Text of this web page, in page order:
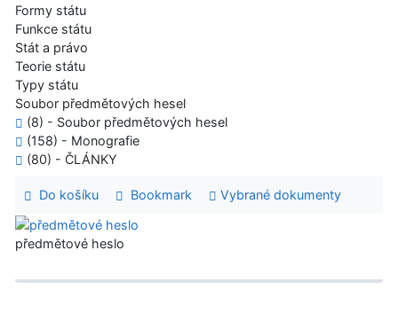
Formy státu
Funkce státu
Stát a právo
Teorie státu
Typy státu
Soubor předmětových hesel
(8) - Soubor předmětových hesel
(158) - Monografie
(80) - ČLÁNKY
Do košíku Bookmark Vybrané dokumenty
předmětové heslo